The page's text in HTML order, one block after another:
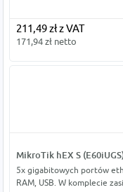
211,49 zł z VAT
171,94 zł netto
MikroTik hEX S
5x gigabitowych portów
RAM, USB. W komplecie